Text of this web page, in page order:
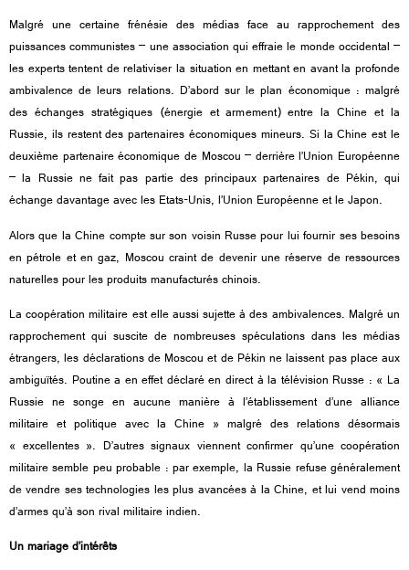
Malgré une certaine frénésie des médias face au rapprochement des
puissances communistes – une association qui effraie le monde occidental –
les experts tentent de relativiser la situation en mettant en avant la profonde
ambivalence de leurs relations. D’abord sur le plan économique : malgré
des échanges stratégiques (énergie et armement) entre la Chine et la
Russie, ils restent des partenaires économiques mineurs. Si la Chine est le
deuxième partenaire économique de Moscou – derrière l’Union Européenne
– la Russie ne fait pas partie des principaux partenaires de Pékin, qui
échange davantage avec les Etats-Unis, l’Union Européenne et le Japon.
Alors que la Chine compte sur son voisin Russe pour lui fournir ses besoins
en pétrole et en gaz, Moscou craint de devenir une réserve de ressources
naturelles pour les produits manufacturés chinois.
La coopération militaire est elle aussi sujette à des ambivalences. Malgré un
rapprochement qui suscite de nombreuses spéculations dans les médias
étrangers, les déclarations de Moscou et de Pékin ne laissent pas place aux
ambiguïtés. Poutine a en effet déclaré en direct à la télévision Russe : « La
Russie ne songe en aucune manière à l’établissement d’une alliance
militaire et politique avec la Chine » malgré des relations désormais
« excellentes ». D’autres signaux viennent confirmer qu’une coopération
militaire semble peu probable : par exemple, la Russie refuse généralement
de vendre ses technologies les plus avancées à la Chine, et lui vend moins
d’armes qu’à son rival militaire indien.
Un mariage d’intérêts